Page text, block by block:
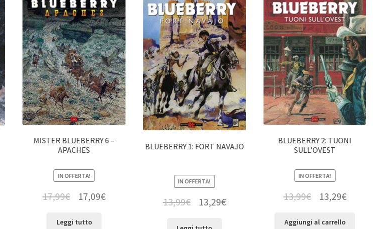
MISTER BLUEBERRY 6 –
APACHES
IN OFFERTA!
17,99€ 17,09€
Leggi tutto
BLUEBERRY 1: FORT NAVAJO
IN OFFERTA!
13,99€ 13,29€
BLUEBERRY 2: TUONI
SULL’OVEST
IN OFFERTA!
13,99€ 13,29€
Aggiungi al carrello